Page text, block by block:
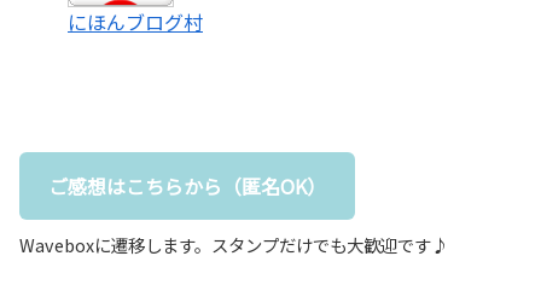
にほんブログ村
ご感想はこちらから（匿名OK）
Waveboxに遷移します。スタンプだけでも大歓迎です♪